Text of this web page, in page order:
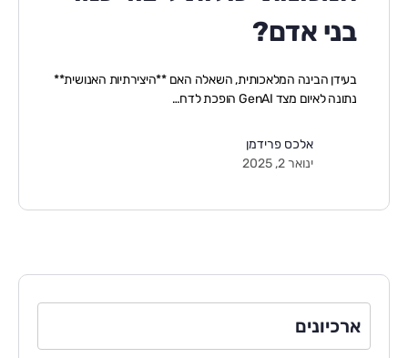
בני אדם?
בעידן הבינה המלאכותית, השאלה האם **היצירתיות האנושית**
נתונה לאיום מצד GenAI הופכת לדח…
אלכס פרידמן
ינואר 2, 2025
ארכיונים